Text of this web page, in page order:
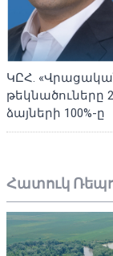
ԿԸՀ.
թեկնածուները
ձայների 100%-ը
Հատուկ